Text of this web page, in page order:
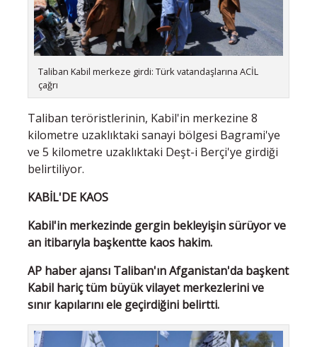
Taliban Kabil merkeze girdi: Türk vatandaşlarına ACİL
çağrı
Taliban teröristlerinin, Kabil'in merkezine 8
kilometre uzaklıktaki sanayi bölgesi Bagrami'ye
ve 5 kilometre uzaklıktaki Deşt-i Berçi'ye girdiği
belirtiliyor.
KABİL'DE KAOS
Kabil'in merkezinde gergin bekleyişin sürüyor ve
an itibarıyla başkentte kaos hakim.
AP haber ajansı Taliban'ın Afganistan'da başkent
Kabil hariç tüm büyük vilayet merkezlerini ve
sınır kapılarını ele geçirdiğini belirtti.